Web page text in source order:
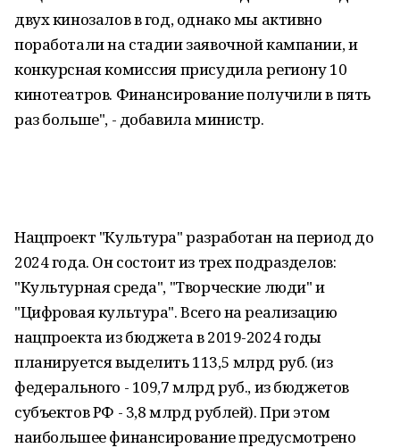
двух кинозалов в год, однако мы активно
поработали на стадии заявочной кампании, и
конкурсная комиссия присудила региону 10
кинотеатров. Финансирование получили в пять
раз больше", - добавила министр.
Нацпроект "Культура" разработан на период до
2024 года. Он состоит из трех подразделов:
"Культурная среда", "Творческие люди" и
"Цифровая культура". Всего на реализацию
нацпроекта из бюджета в 2019-2024 годы
планируется выделить 113,5 млрд руб. (из
федерального - 109,7 млрд руб., из бюджетов
субъектов РФ - 3,8 млрд рублей). При этом
наибольшее финансирование предусмотрено